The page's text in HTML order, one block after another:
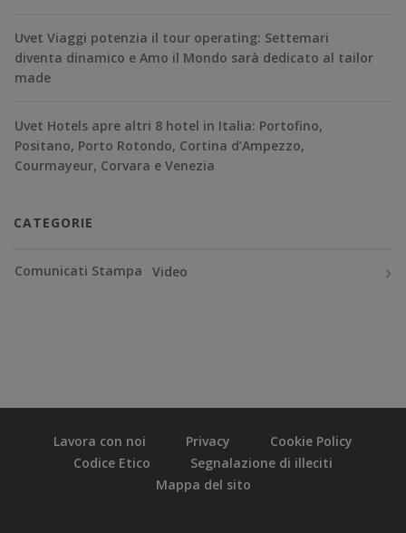
Uvet Viaggi potenzia il tour operating: Settemari
diventa dinamico e Amo il Mondo sarà dedicato al tailor
made
Uvet Hotels apre altri 8 hotel in Italia: Portofino,
Positano, Porto Rotondo, Cortina d’Ampezzo,
Courmayeur, Corvara e Venezia
CATEGORIE
Comunicati Stampa Video
Lavora con noi Privacy
Cookie Policy
Codice Etico
Segnalazione di illeciti
Mappa del sito